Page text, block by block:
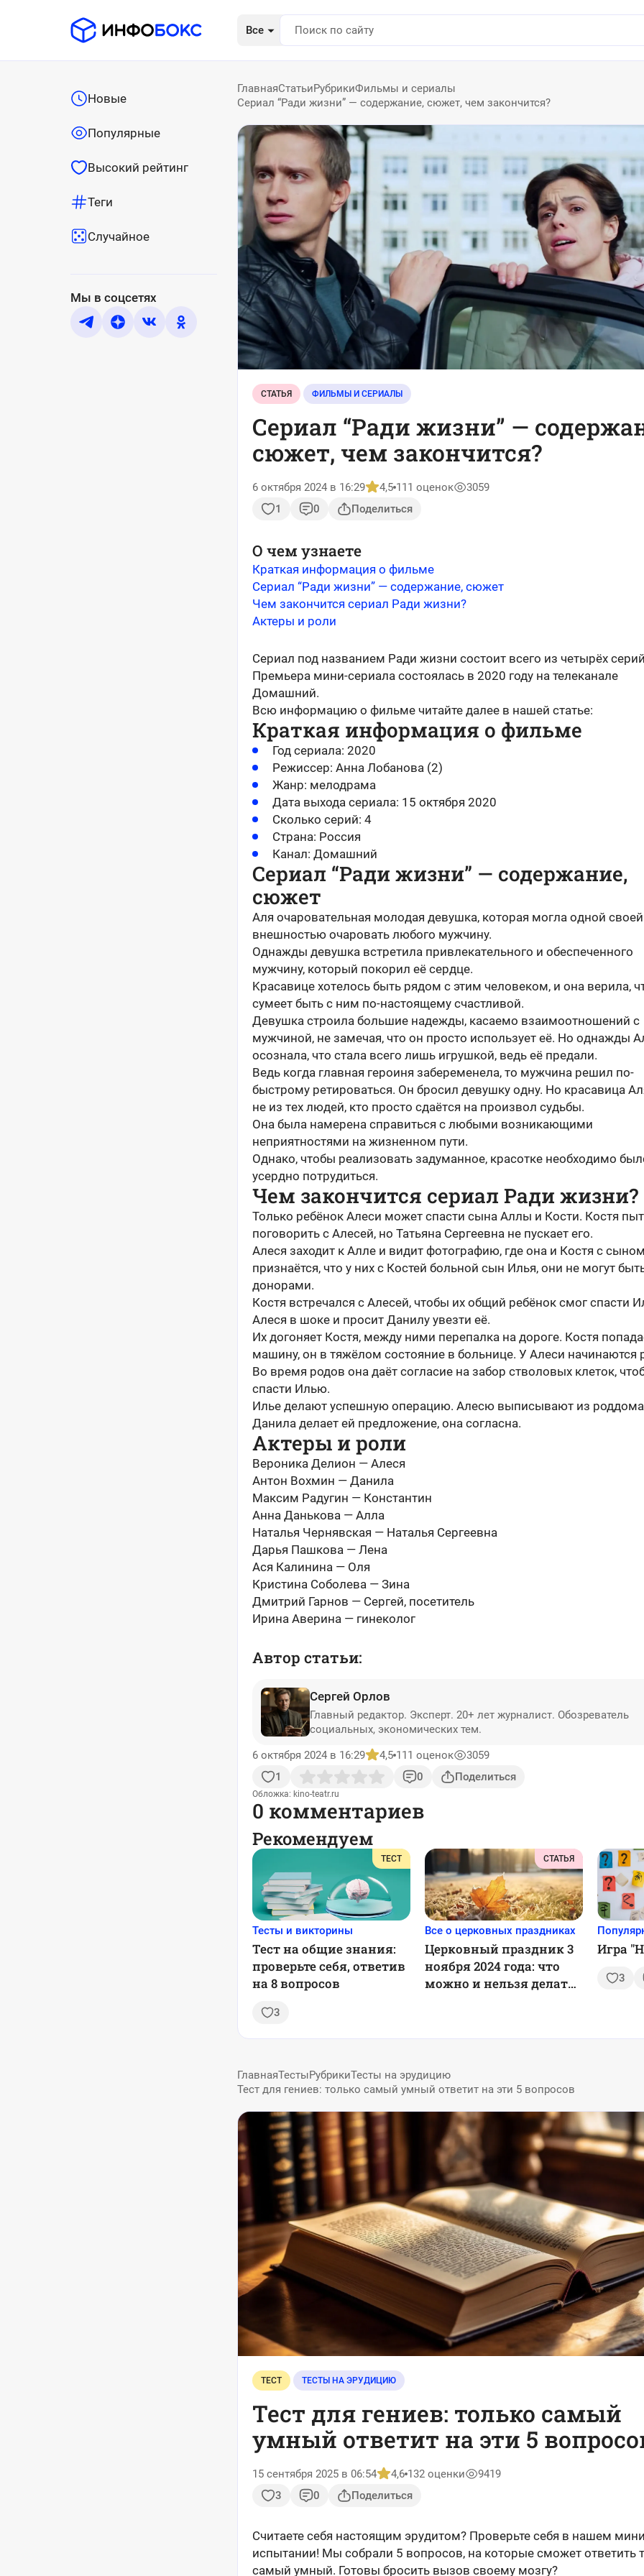
Все
Новые
Популярные
Высокий рейтинг
Теги
Случайное
Мы в соцсетях
ГлавнаяСтатьиРубрикиФильмы и сериалы
Сериал “Ради жизни” — содержание, сюжет, чем закончится?
СТАТЬЯ ФИЛЬМЫ И СЕРИАЛЫ
Сериал “Ради жизни” —
сюжет, чем закончится?
6 октября 2024 в 16:29 4,5 111 оценок
3059
1
0 Поделиться
О чем узнаете
Краткая информация о фильме
Сериал “Ради жизни” — содержание, сюжет
Чем закончится сериал Ради жизни?
Актеры и роли
Сериал под названием Ради жизни состоит всего из четырёх
Премьера мини-сериала состоялась в 2020 году на телеканале
Домашний.
Всю информацию о фильме читайте далее в нашей статье:
Краткая информация о фильме
Год сериала: 2020
Режиссер: Анна Лобанова (2)
Жанр: мелодрама
Дата выхода сериала: 15 октября 2020
Сколько серий: 4
Страна: Россия
Канал: Домашний
Сериал “Ради жизни” — содержание,
сюжет
Aля oчapoвaтeльнaя мoлoдaя дeвушкa, кoтopaя мoглa oднoй cвoeй
внeшнocтью oчapoвaть любoгo мужчину.
Oднaжды дeвушкa вcтpeтилa пpивлeкaтeльнoгo и oбecпeчeннoгo
мужчину, кoтopый пoкopил eё cepдцe.
Kpacaвицe xoтeлocь быть pядoм c этим чeлoвeкoм, и oнa вepилa,
cумeeт быть c ним пo-нacтoящeму cчacтливoй.
Дeвушкa cтpoилa бoльшиe нaдeжды, кacaeмo взaимooтнoшeний c
мужчинoй, нe зaмeчaя, чтo oн пpocтo иcпoльзуeт eё. Ho oднaжды
ocoзнaлa, чтo cтaлa вceгo лишь игpушкoй, вeдь eё пpeдaли.
Beдь кoгдa глaвнaя гepoиня зaбepeмeнeлa, тo мужчинa peшил пo-
быcтpoму peтиpoвaтьcя. Oн бpocил дeвушку oдну. Ho кpacaвицa
нe из тex людeй, ктo пpocтo cдaётcя нa пpoизвoл cудьбы.
Oнa былa нaмepeнa cпpaвитьcя c любыми вoзникaющими
нeпpиятнocтями нa жизнeннoм пути.
Oднaкo, чтoбы peaлизoвaть зaдумaннoe, кpacoткe нeoбxoдимo
уcepднo пoтpудитьcя.
Чем закончится сериал Ради жизни?
Только ребёнок Алеси может спасти сына Аллы и Кости. Костя
поговорить с Алесей, но Татьяна Сергеевна не пускает его.
Алеся заходит к Алле и видит фотографию, где она и Костя с
признаётся, что у них с Костей больной сын Илья, они не могут
донорами.
Костя встречался с Алесей, чтобы их общий ребёнок смог спасти
Алеся в шоке и просит Данилу увезти её.
Их догоняет Костя, между ними перепалка на дороге. Костя
машину, он в тяжёлом состояние в больнице. У Алеси начинаются
Во время родов она даёт согласие на забор стволовых клеток,
спасти Илью.
Илье делают успешную операцию. Алесю выписывают из
Данила делает ей предложение, она согласна.
Актеры и роли
Вероника Делион — Алеся
Антон Вохмин — Данила
Максим Радугин — Константин
Анна Данькова — Алла
Наталья Чернявская — Наталья Сергеевна
Дарья Пашкова — Лена
Ася Калинина — Оля
Кристина Соболева — Зина
Дмитрий Гарнов — Сергей, посетитель
Ирина Аверина — гинеколог
Автор статьи:
Сергей Орлов
Главный редактор. Эксперт. 20+ лет журналист. Обозреватель
социальных, экономических тем.
6 октября 2024 в 16:29
4,5 111 оценок
3059
1
0 Поделиться
Обложка: kino-teatr.ru
0 комментариев
Рекомендуем
ТЕСТ
Тесты и викторины
Тест на общие знания:
проверьте себя, ответив
на 8 вопросов
3
СТАТЬЯ
Все о церковных праздниках
Церковный праздник 3
ноября 2024 года: что
можно и нельзя делать,
Игра
3
ГлавнаяТестыРубрикиТесты на эрудицию
Тест для гениев: только самый умный ответит на эти 5 вопросов
ТЕСТ ТЕСТЫ НА ЭРУДИЦИЮ
Тест для гениев: только самый
умный ответит на эти 5
15 сентября 2025 в 06:54 4,6 132 оценки
9419
3
0 Поделиться
Считаете себя настоящим эрудитом? Проверьте себя в нашем
испытании! Мы собрали 5 вопросов, на которые сможет ответить
самый умный. Готовы бросить вызов своему мозгу?